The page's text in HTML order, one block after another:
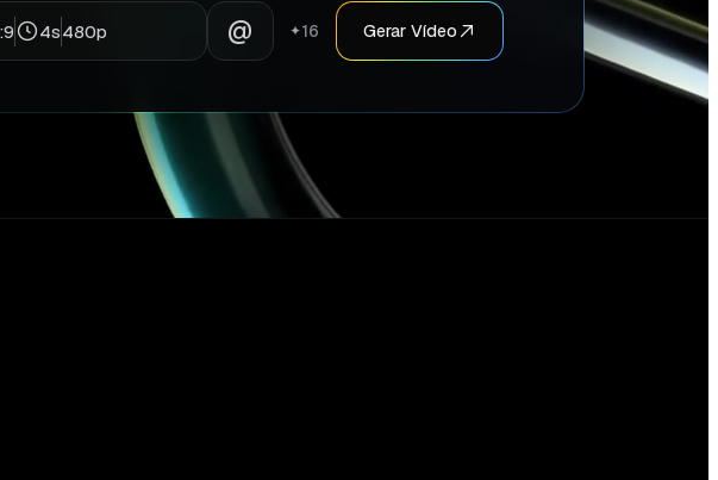
4s480p @ ✦16 Gerar Vídeo